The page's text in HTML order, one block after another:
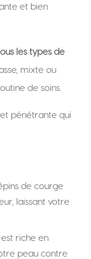
et bien
les types de
mixte ou
de soins.
pénétrante qui
de courge
laissant votre
riche en
peau contre